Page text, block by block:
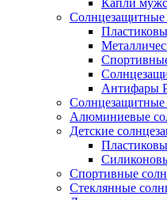
Капли
Солнцезащитные
Aнтифары
Солнцезащитные
Алюминиевые
Детские
Спортивные
Стеклянные